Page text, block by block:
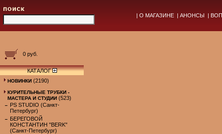
| О МАГАЗИНЕ | АНОНСЫ |
0 руб.
КАТАЛОГ
НОВИНКИ (2190)
КУРИТЕЛЬНЫЕ ТРУБКИ -
МАСТЕРА И СТУДИИ (523)
PS STUDIO (Санкт-
Петербург)
БЕРЕГОВОЙ
КОНСТАНТИН "BERK"
(Санкт-Петербург)